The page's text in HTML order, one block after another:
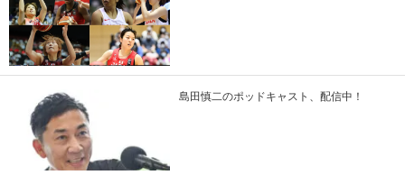
島田慎二のポッドキャスト、配信中！